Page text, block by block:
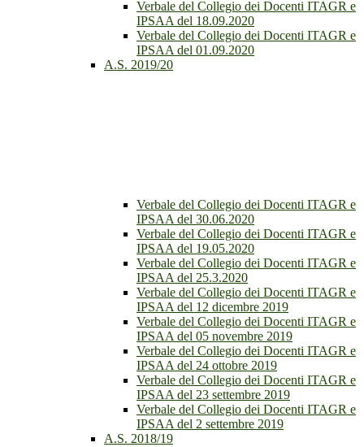
Verbale del Collegio dei Docenti ITAGR e
IPSAA del 18.09.2020
Verbale del Collegio dei Docenti ITAGR e
IPSAA del 01.09.2020
A.S. 2019/20
Verbale del Collegio dei Docenti ITAGR e
IPSAA del 30.06.2020
Verbale del Collegio dei Docenti ITAGR e
IPSAA del 19.05.2020
Verbale del Collegio dei Docenti ITAGR e
IPSAA del 25.3.2020
Verbale del Collegio dei Docenti ITAGR e
IPSAA del 12 dicembre 2019
Verbale del Collegio dei Docenti ITAGR e
IPSAA del 05 novembre 2019
Verbale del Collegio dei Docenti ITAGR e
IPSAA del 24 ottobre 2019
Verbale del Collegio dei Docenti ITAGR e
IPSAA del 23 settembre 2019
Verbale del Collegio dei Docenti ITAGR e
IPSAA del 2 settembre 2019
A.S. 2018/19